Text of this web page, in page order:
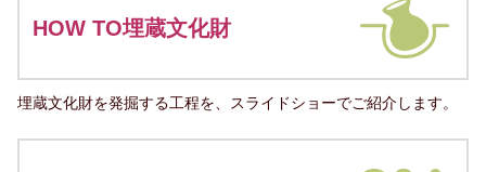
HOW TO埋蔵文化財
埋蔵文化財を発掘する工程を、スライドショーでご紹介します。